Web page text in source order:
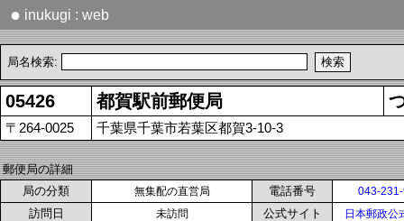
● inukugi : web
局名検索:
05426 都賀駅前郵便局
〒264-0025 千葉県千葉市若葉区都賀3-10-3
郵便局の詳細
局の分類
無集配の直営局 電話番号 043-
訪問日 未訪問 公式サイト 日本郵政公